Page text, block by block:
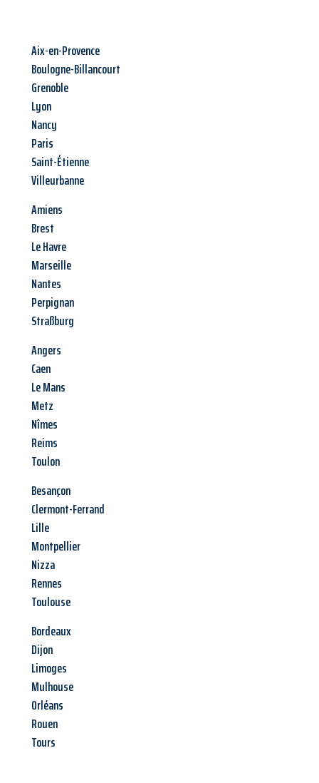
Aix-en-Provence
Boulogne-Billancourt
Grenoble
Lyon
Nancy
Paris
Saint-Étienne
Villeurbanne
Amiens
Brest
Le Havre
Marseille
Nantes
Perpignan
Straßburg
Angers
Caen
Le Mans
Metz
Nîmes
Reims
Toulon
Besançon
Clermont-Ferrand
Lille
Montpellier
Nizza
Rennes
Toulouse
Bordeaux
Dijon
Limoges
Mulhouse
Orléans
Rouen
Tours